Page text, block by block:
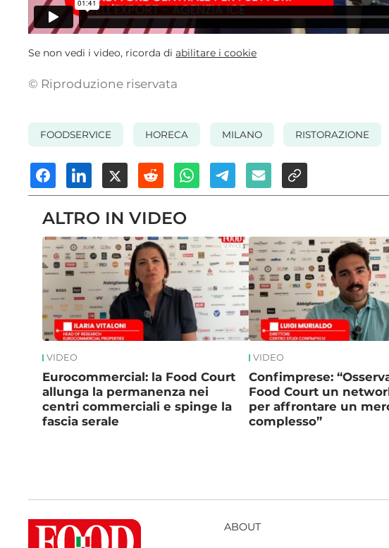
Se non vedi i video, ricorda diabilitare i cookie
© Riproduzione riservata
FOODSERVICE HORECA MILANO RISTORAZIONE
ALTRO IN VIDEO
VIDEO
Eurocommercial: la Food Court
allunga la permanenza nei
centri commerciali e spinge la
fascia serale
VIDEO
Confimprese:
Food Court un
per affrontare un
complesso”
ABOUT